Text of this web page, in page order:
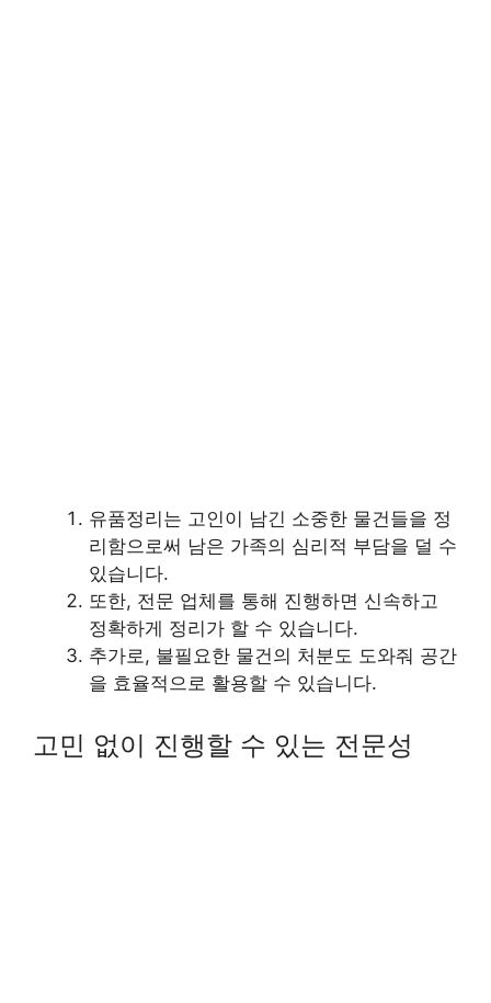
유품정리는 고인이 남긴 소중한 물건들을 정
리함으로써 남은 가족의 심리적 부담을 덜 수
있습니다.
또한, 전문 업체를 통해 진행하면 신속하고
정확하게 정리가 할 수 있습니다.
추가로, 불필요한 물건의 처분도 도와줘 공간
을 효율적으로 활용할 수 있습니다.
고민 없이 진행할 수 있는 전문성